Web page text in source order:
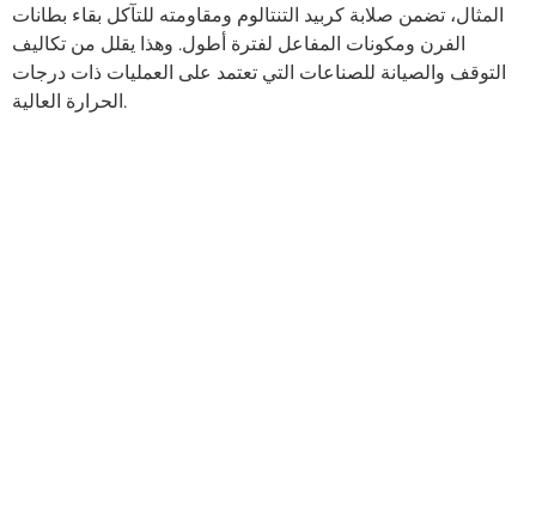
المثال، تضمن صلابة كربيد التنتالوم ومقاومته للتآكل بقاء بطانات
الفرن ومكونات المفاعل لفترة أطول. وهذا يقلل من تكاليف
التوقف والصيانة للصناعات التي تعتمد على العمليات ذات درجات
الحرارة العالية.